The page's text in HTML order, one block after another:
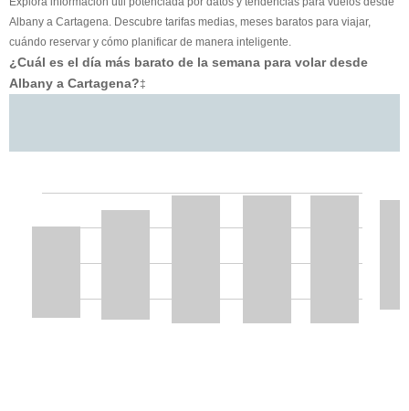
Albany a Cartagena. Descubre tarifas medias, meses baratos para viajar,
cuándo reservar y cómo planificar de manera inteligente.
¿Cuál es el día más barato de la semana para volar desde
Albany a Cartagena?‡